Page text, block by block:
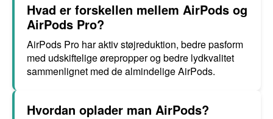
Hvad er forskellen mellem AirPods og
AirPods Pro?
AirPods Pro har aktiv støjreduktion, bedre pasform
med udskiftelige ørepropper og bedre lydkvalitet
sammenlignet med de almindelige AirPods.
Hvordan oplader man AirPods?